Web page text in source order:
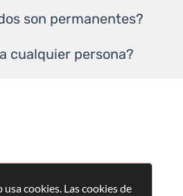
usa cookies. Las cookies de
son permanentes?
cualquier persona?